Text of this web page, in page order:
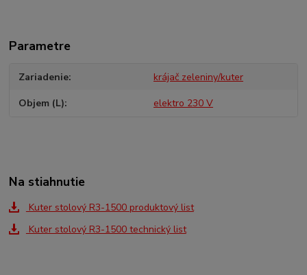
Parametre
Zariadenie krájač zeleniny/kuter
Objem (L) elektro 230 V
Na stiahnutie
Kuter stolový R3-1500 produktový list
Kuter stolový R3-1500 technický list